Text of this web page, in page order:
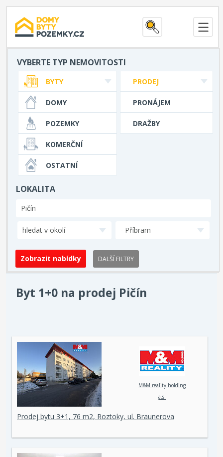
VYBERTE TYP NEMOVITOSTI
PRODEJ
PRONÁJEM
DRAŽBY
BYTY
DOMY
POZEMKY
KOMERČNÍ
OSTATNÍ
LOKALITA
hledat v okolí - Příbram
DALŠÍ FILTRY
Byt 1+0 na prodej Pičín
M&M reality holding
a.s.
Prodej bytu 3+1, 76 m2, Roztoky, ul. Braunerova